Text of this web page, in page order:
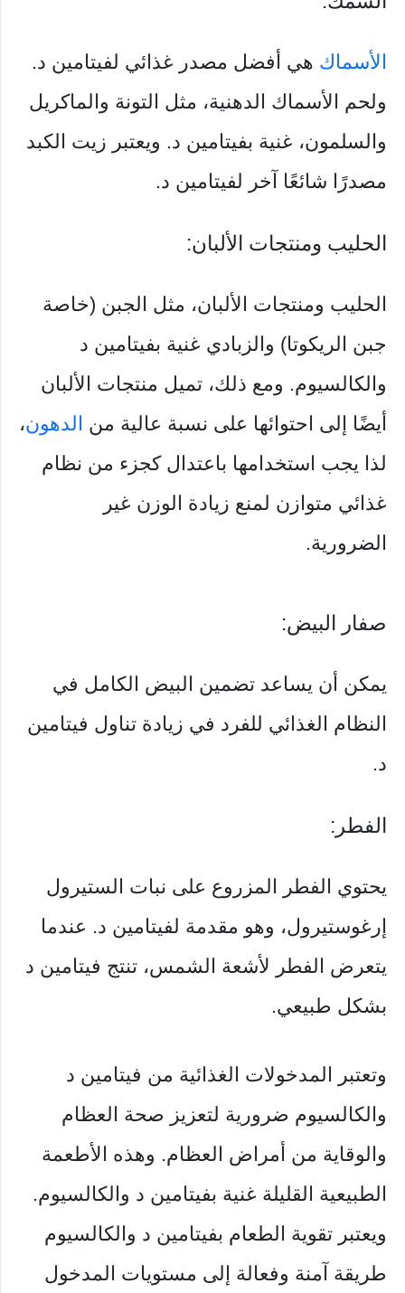
الأسماك هي أفضل مصدر غذائي لفيتامين د.
ولحم الأسماك الدهنية، مثل التونة والماكريل
والسلمون، غنية بفيتامين د. ويعتبر زيت الكبد
مصدرًا شائعًا آخر لفيتامين د.
الحليب ومنتجات الألبان:
الحليب ومنتجات الألبان، مثل الجبن (خاصة
جبن الريكوتا) والزبادي غنية بفيتامين د
والكالسيوم. ومع ذلك، تميل منتجات الألبان
أيضًا إلى احتوائها على نسبة عالية من الدهون،
لذا يجب استخدامها باعتدال كجزء من نظام
غذائي متوازن لمنع زيادة الوزن غير
الضرورية.
صفار البيض:
يمكن أن يساعد تضمين البيض الكامل في
النظام الغذائي للفرد في زيادة تناول فيتامين
د.
الفطر:
يحتوي الفطر المزروع على نبات الستيرول
إرغوستيرول، وهو مقدمة لفيتامين د. عندما
يتعرض الفطر لأشعة الشمس، تنتج فيتامين د
بشكل طبيعي.
وتعتبر المدخولات الغذائية من فيتامين د
والكالسيوم ضرورية لتعزيز صحة العظام
والوقاية من أمراض العظام. وهذه الأطعمة
الطبيعية القليلة غنية بفيتامين د والكالسيوم.
ويعتبر تقوية الطعام بفيتامين د والكالسيوم
طريقة آمنة وفعالة إلى مستويات المدخول